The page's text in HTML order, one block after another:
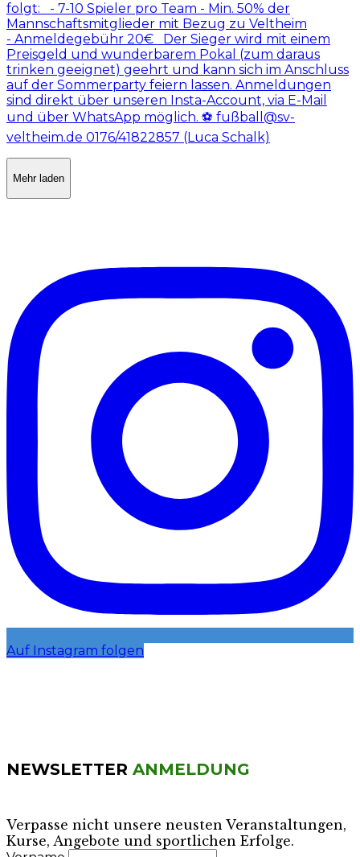
Mehr laden
Auf Instagram folgen
NEWSLETTER ANMELDUNG
Verpasse nicht unsere neusten Veranstaltungen,
Kurse, Angebote und sportlichen Erfolge.